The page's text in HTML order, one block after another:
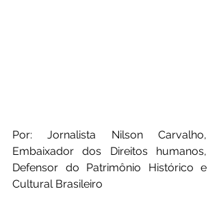
Por: Jornalista Nilson Carvalho,
Embaixador dos Direitos humanos,
Defensor do Patrimônio Histórico e
Cultural Brasileiro